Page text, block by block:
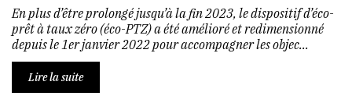
En plus d’être prolongé jusqu’à la fin 2023, le dispositif d’éco-
prêt à taux zéro (éco-PTZ) a été amélioré et redimensionné
depuis le 1er janvier 2022 pour accompagner les objec...
Lire la suite